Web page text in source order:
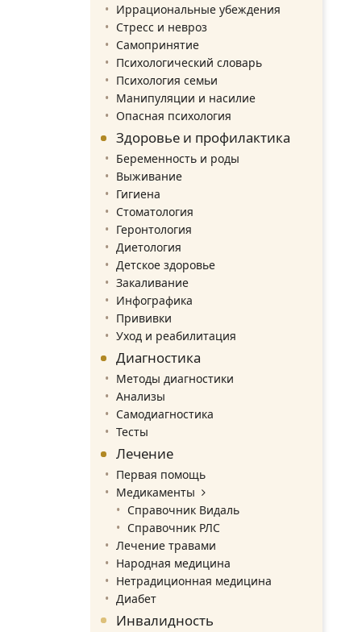
Иррациональные убеждения
Стресс и невроз
Самопринятие
Психологический словарь
Психология семьи
Манипуляции и насилие
Опасная психология
Здоровье и профилактика
Беременность и роды
Выживание
Гигиена
Стоматология
Геронтология
Диетология
Детское здоровье
Закаливание
Инфографика
Прививки
Уход и реабилитация
Диагностика
Методы диагностики
Анализы
Самодиагностика
Тесты
Лечение
Первая помощь
Медикаменты
Справочник Видаль
Справочник РЛС
Лечение травами
Народная медицина
Нетрадиционная медицина
Диабет
Инвалидность